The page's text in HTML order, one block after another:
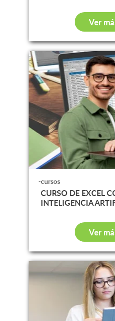
Ver
-cursos
CURSO DE EXCEL
INTELIGENCIA
Ver